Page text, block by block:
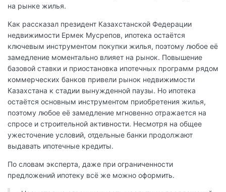
на рынке жилья.
Как рассказал президент Казахстанской Федерации
недвижимости Ермек Мусрепов, ипотека остаётся
ключевым инструментом покупки жилья, поэтому любое её
замедление моментально влияет на рынок. Повышение
базовой ставки и приостановка ипотечных программ рядом
коммерческих банков привели рынок недвижимости
Казахстана к стадии вынужденной паузы. Но ипотека
остаётся основным инструментом приобретения жилья,
поэтому любое её замедление мгновенно отражается на
спросе и строительной активности. Несмотря на общее
ужесточение условий, отдельные банки продолжают
выдавать ипотечные кредиты.
По словам эксперта, даже при ограниченности
предложений ипотеку всё же можно оформить.